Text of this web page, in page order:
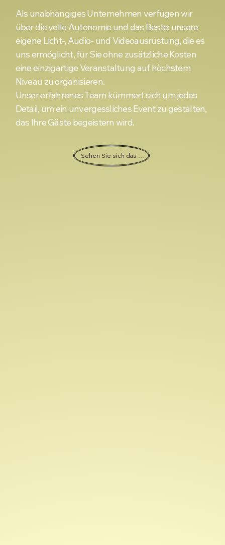
Als unabhängiges Unternehmen verfügen wir
über die volle Autonomie und das Beste: unsere
eigene Licht-, Audio- und Videoausrüstung, die es
uns ermöglicht, für Sie ohne zusätzliche Kosten
eine einzigartige Veranstaltung auf höchstem
Niveau zu organisieren.
Unser erfahrenes Team kümmert sich um jedes
Detail, um ein unvergessliches Event zu gestalten,
das Ihre Gäste begeistern wird.